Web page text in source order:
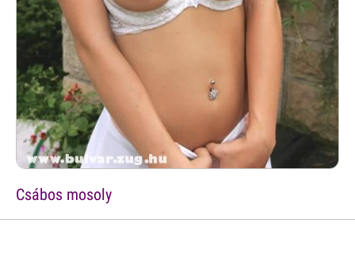
Csábos mosoly